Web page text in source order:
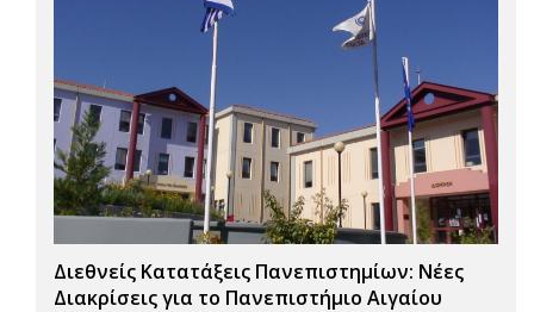
Διεθνείς Κατατάξεις Πανεπιστημίων: Νέες
Διακρίσεις για το Πανεπιστήμιο Αιγαίου